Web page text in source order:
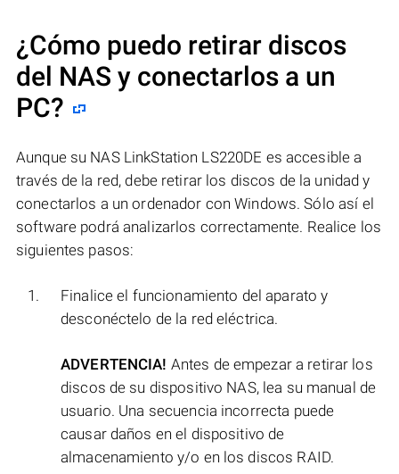
¿Cómo puedo retirar discos
del NAS y conectarlos a un
PC?
Aunque su NAS LinkStation LS220DE es accesible a
través de la red, debe retirar los discos de la unidad y
conectarlos a un ordenador con Windows. Sólo así el
software podrá analizarlos correctamente. Realice los
siguientes pasos:
Finalice el funcionamiento del aparato y
desconéctelo de la red eléctrica.
ADVERTENCIA! Antes de empezar a retirar los
discos de su dispositivo NAS, lea su manual de
usuario. Una secuencia incorrecta puede
causar daños en el dispositivo de
almacenamiento y/o en los discos RAID.